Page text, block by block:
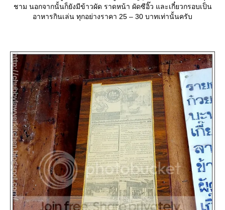
ชาม นอกจากนั้นก็ยังมีข้าวผัด ราดหน้า ผัดซีอิ๊ว และเกี๋ยวกรอบเป็น
อาหารกินเล่น ทุกอย่างราคา 25 – 30 บาทเท่านั้นครับ